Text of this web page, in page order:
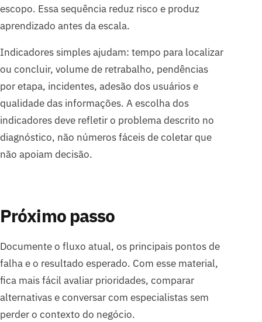
escopo. Essa sequência reduz risco e produz
aprendizado antes da escala.
Indicadores simples ajudam: tempo para localizar
ou concluir, volume de retrabalho, pendências
por etapa, incidentes, adesão dos usuários e
qualidade das informações. A escolha dos
indicadores deve refletir o problema descrito no
diagnóstico, não números fáceis de coletar que
não apoiam decisão.
Próximo passo
Documente o fluxo atual, os principais pontos de
falha e o resultado esperado. Com esse material,
fica mais fácil avaliar prioridades, comparar
alternativas e conversar com especialistas sem
perder o contexto do negócio.